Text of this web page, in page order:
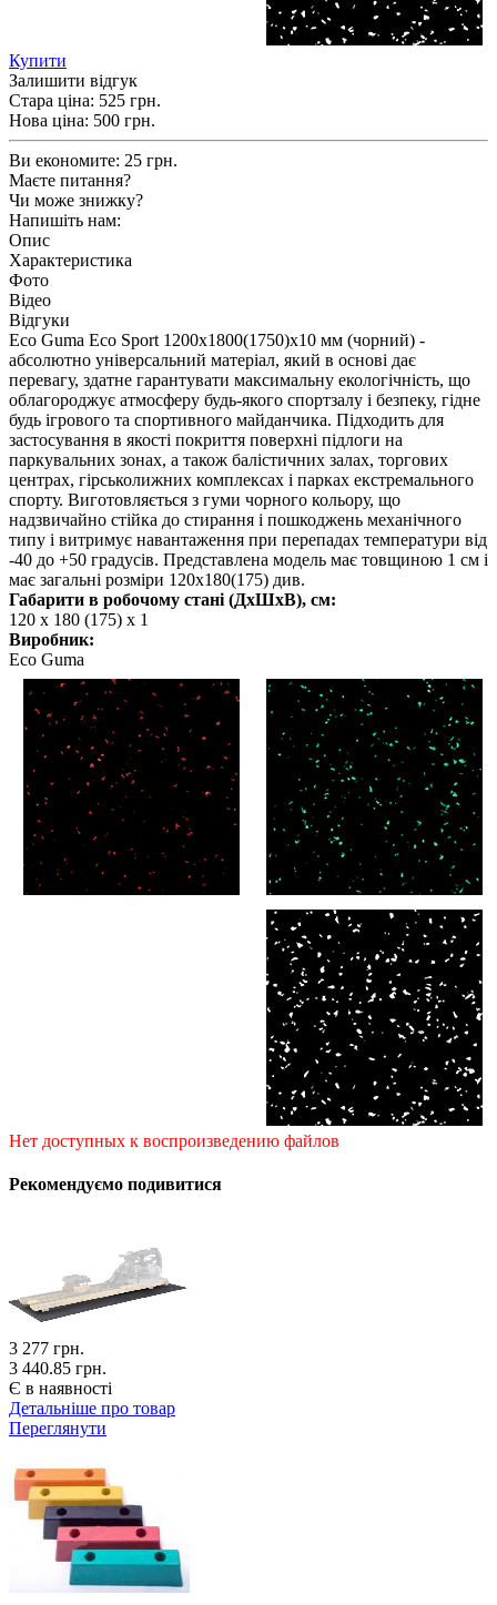
Купити
Залишити відгук
Стара ціна: 525 грн.
Нова ціна: 500 грн.
Ви економите: 25 грн.
Маєте питання?
Чи може знижку?
Напишіть нам:
Опис
Характеристика
Фото
Відео
Відгуки
Eco Guma Eco Sport 1200х1800(1750)х10 мм (чорний) -
абсолютно універсальний матеріал, який в основі дає
перевагу, здатне гарантувати максимальну екологічність, що
облагороджує атмосферу будь-якого спортзалу і безпеку, гідне
будь ігрового та спортивного майданчика. Підходить для
застосування в якості покриття поверхні підлоги на
паркувальних зонах, а також балістичних залах, торгових
центрах, гірськолижних комплексах і парках екстремального
спорту. Виготовляється з гуми чорного кольору, що
надзвичайно стійка до стирання і пошкоджень механічного
типу і витримує навантаження при перепадах температури від
-40 до +50 градусів. Представлена модель має товщиною 1 см і
має загальні розміри 120х180(175) див.
Габарити в робочому стані (ДхШхВ), см:
120 х 180 (175) х 1
Виробник:
Eco Guma
Нет доступных к воспроизведению файлов
Рекомендуємо подивитися
3 277 грн.
3 440.85 грн.
Є в наявності
Детальніше про товар
Переглянути